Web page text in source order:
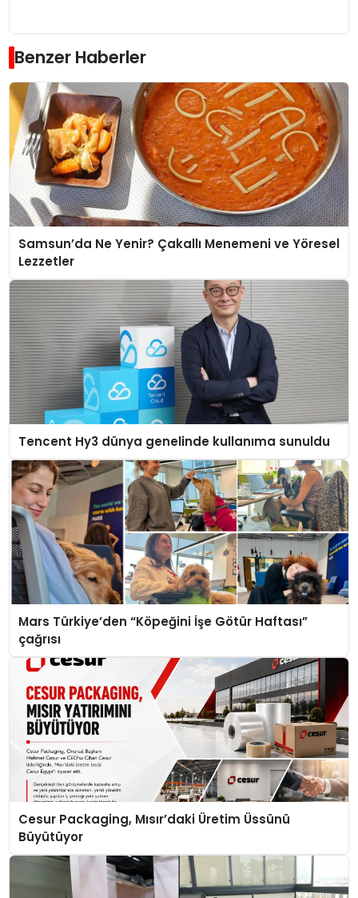
Benzer Haberler
Samsun’da Ne Yenir? Çakallı Menemeni ve Yöresel
Lezzetler
Tencent Hy3 dünya genelinde kullanıma sunuldu
Mars Türkiye’den “Köpeğini İşe Götür Haftası”
çağrısı
Cesur Packaging, Mısır’daki Üretim Üssünü
Büyütüyor